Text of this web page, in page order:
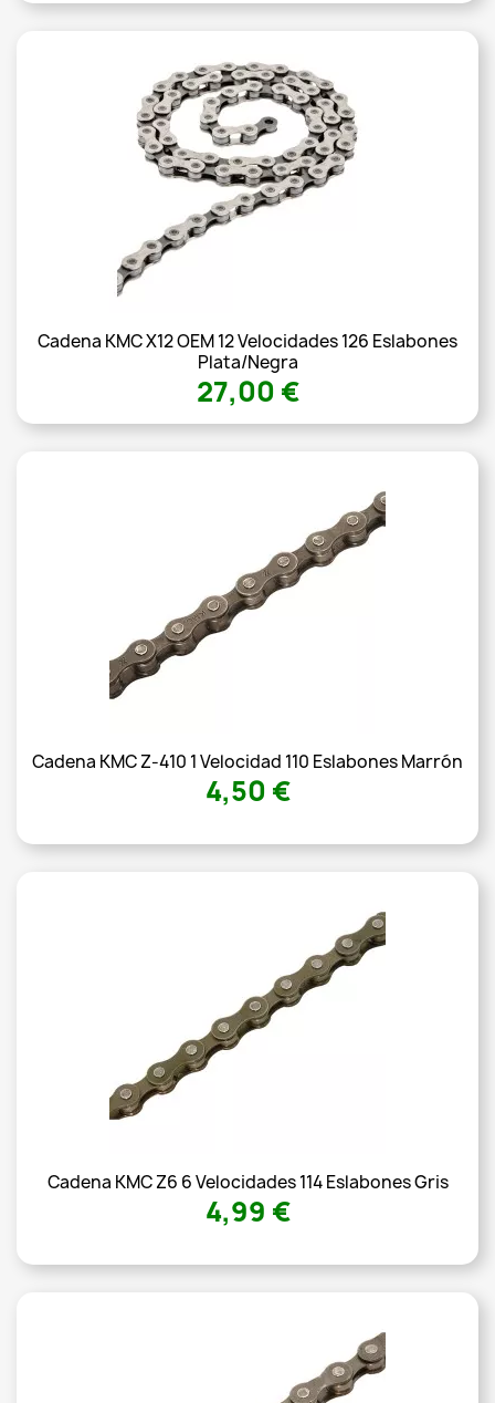
Cadena KMC X12 OEM 12 Velocidades 126 Eslabones
Plata/negra
27,00 €
Cadena KMC Z-410 1 Velocidad 110 Eslabones Marrón
4,50 €
Cadena KMC Z6 6 Velocidades 114 Eslabones Gris
4,99 €